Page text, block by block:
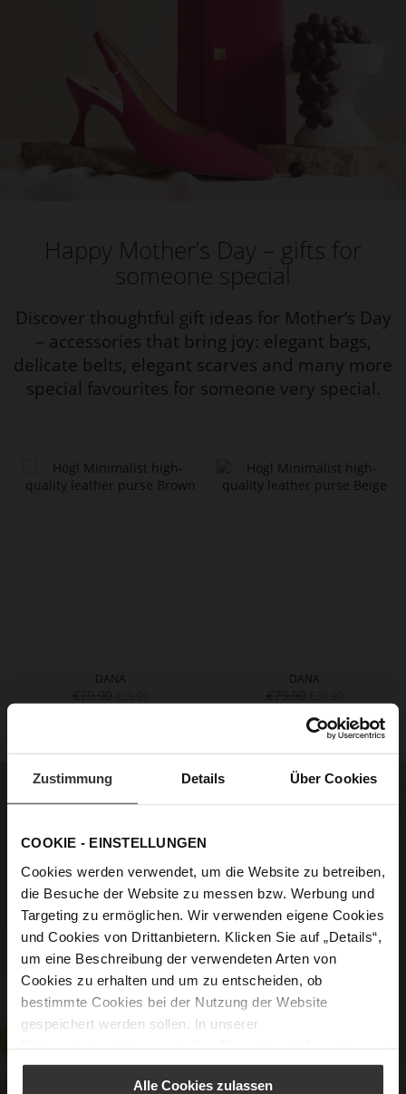
Zustimmung Details Über Cookies
COOKIE - EINSTELLUNGEN
Cookies werden verwendet, um die Website zu betreiben,
die Besuche der Website zu messen bzw. Werbung und
Targeting zu ermöglichen. Wir verwenden eigene Cookies
und Cookies von Drittanbietern. Klicken Sie auf „Details“,
um eine Beschreibung der verwendeten Arten von
Cookies zu erhalten und um zu entscheiden, ob
bestimmte Cookies bei der Nutzung der Website
gespeichert werden sollen. In unserer
Alle Cookies zulassen
Happy Mother’s Day – gifts for
someone special
Discover thoughtful gift ideas for Mother’s Day
– accessories that bring joy: elegant bags,
delicate belts, elegant scarves and many more
special favourites for someone very special.
DANA DANA